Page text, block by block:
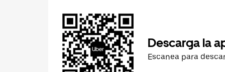
Descarga la
Escanea para